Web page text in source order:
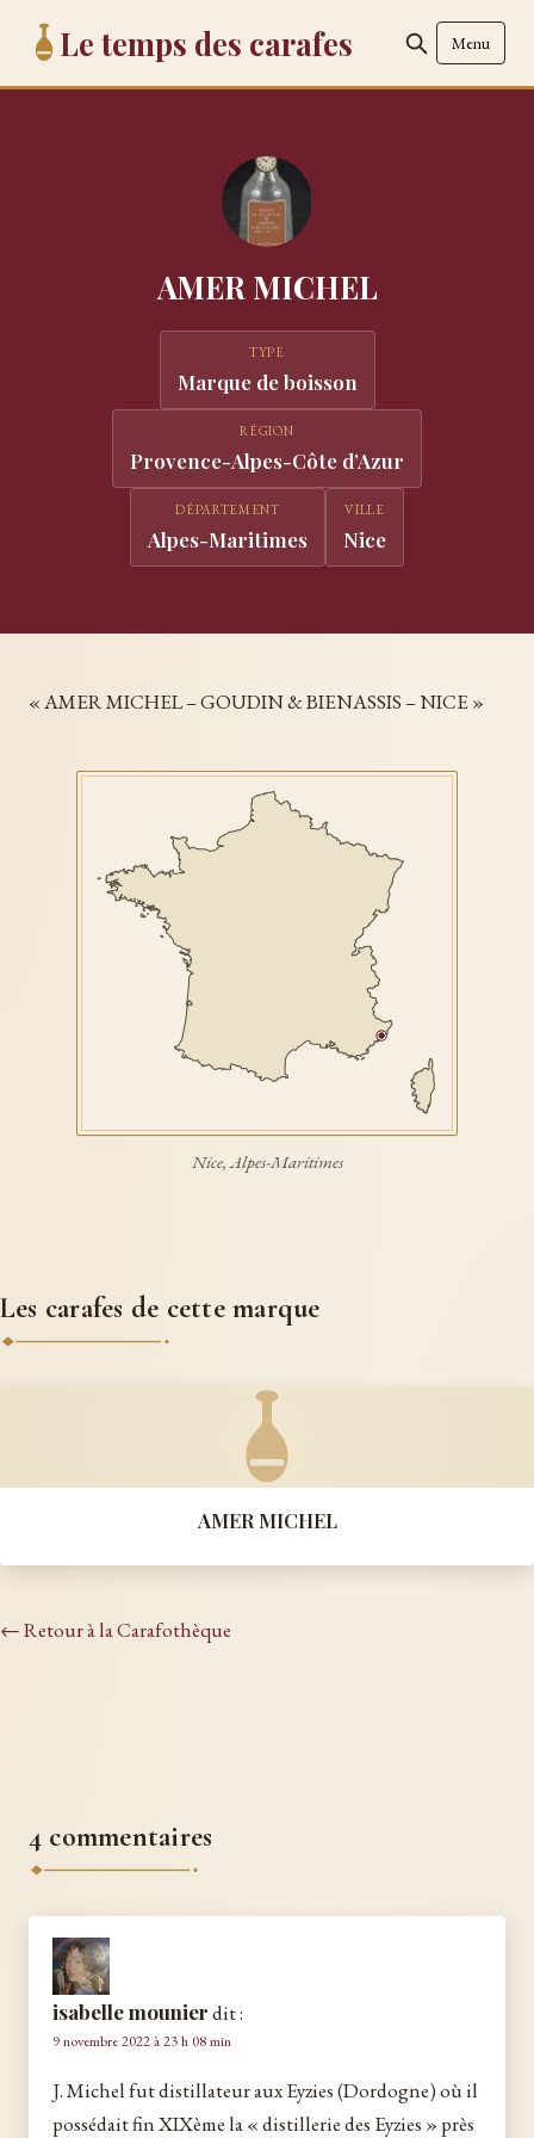
Le temps des carafes Menu
AMER MICHEL
TYPE
Marque de boisson
RÉGION
Provence-Alpes-Côte d’Azur
DÉPARTEMENT
Alpes-Maritimes
VILLE
Nice
« AMER MICHEL – GOUDIN & BIENASSIS – NICE »
Nice, Alpes-Maritimes
Les carafes de cette marque
AMER MICHEL
← Retour à la Carafothèque
4 commentaires
isabelle mounierdit :
9 novembre 2022 à 23 h 08 min
J. Michel fut distillateur aux Eyzies (Dordogne) où il
possédait fin XIXème la « distillerie des Eyzies » près